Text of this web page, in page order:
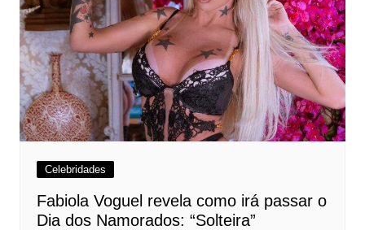
Celebridades
Fabiola Voguel revela como irá passar o
Dia dos Namorados: “Solteira”